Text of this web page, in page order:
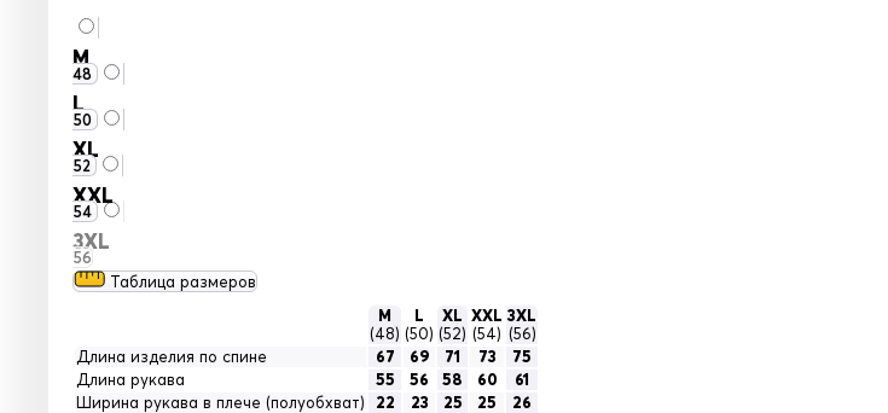
M
48
L
50
XL
52
XXL
54
3XL
56
Таблица размеров
M
(48)
L
(50)
XL
(52)
XXL
(54)
3XL
(56)
Длина изделия по спине
67 69 71 73
75
Длина рукава
55 56 58 60
61
Ширина рукава в плече (полуобхват)
22 23 25 25
26